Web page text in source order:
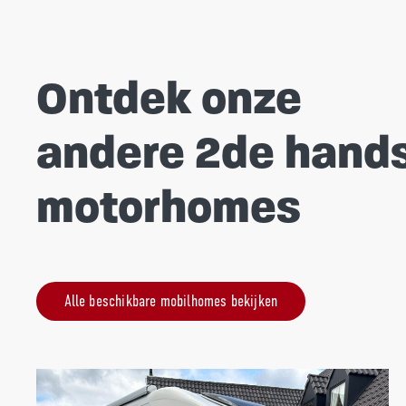
Ontdek onze
andere 2de
motorhomes
Alle beschikbare mobilhomes bekijken